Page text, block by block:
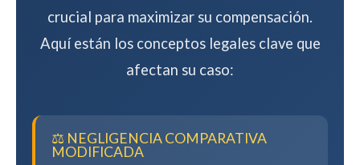
crucial para maximizar su compensación.
Aquí están los conceptos legales clave que
afectan su caso:
⚖️ NEGLIGENCIA COMPARATIVA
MODIFICADA